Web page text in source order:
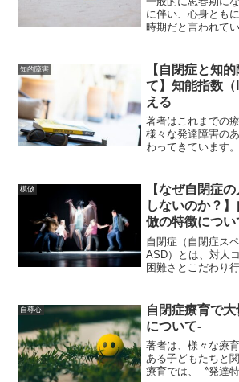
に伴い、心身とも
時期だと言われて
それでは、心身共
を乗り越えるため
知的障害
【自閉症と知
て】知能指数
える
著者はこれまでの
様々な発達障害の
わってきています
〝神経発達障害”
す。詳しくはこち
模倣
【なぜ自閉症
しないのか？
倣の特徴につい
自閉症（自閉症ス
ASD）とは、対人
困難さとこだわり
言われています。
発達児・者よりも
自尊心
自閉症療育で
について-
著者は、様々な療
ある子どもたちと
療育では、〝発達